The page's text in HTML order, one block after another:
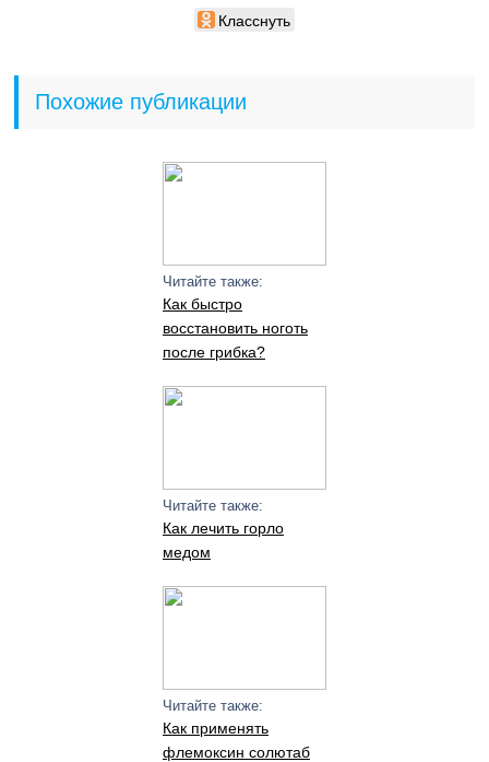
Класснуть
Похожие публикации
Читайте также:
Как быстро
восстановить ноготь
после грибка?
Читайте также:
Как лечить горло
медом
Читайте также:
Как применять
флемоксин солютаб